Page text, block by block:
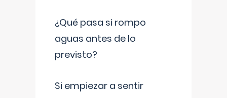
¿Qué pasa si rompo
aguas antes de lo
previsto?
Si empiezar a sentir